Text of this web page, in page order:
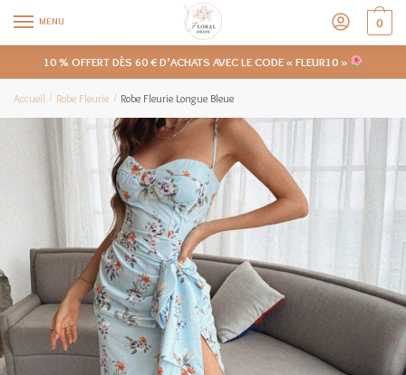
MENU 0
10 % OFFERT DÈS 60 € D’ACHATS AVEC LE CODE « FLEUR10 »
Accueil / Robe Fleurie / Robe Fleurie Longue Bleue